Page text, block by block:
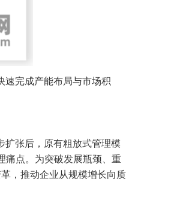
速完成产能布局与市场积
扩张后，原有粗放式管理模
痛点。为突破发展瓶颈、重
，推动企业从规模增长向质